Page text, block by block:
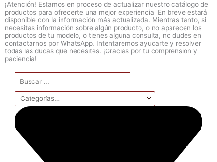
¡Atención! Estamos en proceso de actualizar nuestro catálogo de
productos para ofrecerte una mejor experiencia. En breve estará
disponible con la información más actualizada. Mientras tanto, si
necesitas información sobre algún producto, o no aparecen los
productos de tu modelo, o tienes alguna consulta, no dudes en
contactarnos por WhatsApp. Intentaremos ayudarte y resolver
todas las dudas que necesites. ¡Gracias por tu comprensión y
paciencia!
Search
...